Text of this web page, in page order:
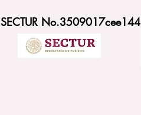
SECTUR No.3509017cee144